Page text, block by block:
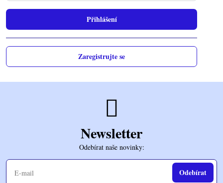
Přihlášení
Zaregistrujte se
Newsletter
Odebírat naše novinky:
Odebírat